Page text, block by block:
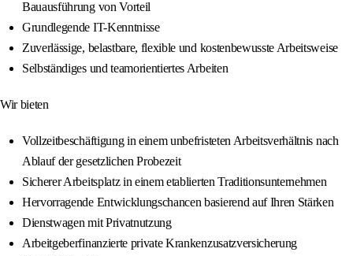
Bauausführung von Vorteil
Grundlegende IT-Kenntnisse
Zuverlässige, belastbare, flexible und kostenbewusste Arbeitsweise
Selbständiges und teamorientiertes Arbeiten
Wir bieten
Vollzeitbeschäftigung in einem unbefristeten Arbeitsverhältnis nach
Ablauf der gesetzlichen Probezeit
Sicherer Arbeitsplatz in einem etablierten Traditionsunternehmen
Hervorragende Entwicklungschancen basierend auf Ihren Stärken
Dienstwagen mit Privatnutzung
Arbeitgeberfinanzierte private Krankenzusatzversicherung